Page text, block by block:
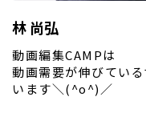
林 尚弘
動画編集CAMPは
動画需要が伸びてい
います＼(^o^)／